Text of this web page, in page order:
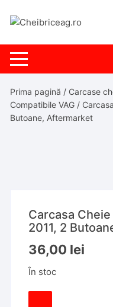
Prima pagină / Carcase
Compatibile VAG /
Butoane, Aftermarket
Carcasa
2011, 2
36,00 lei
În stoc